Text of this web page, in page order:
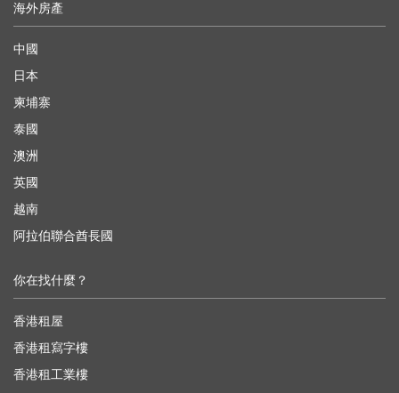
海外房產
中國
日本
柬埔寨
泰國
澳洲
英國
越南
阿拉伯聯合酋長國
你在找什麼？
香港租屋
香港租寫字樓
香港租工業樓